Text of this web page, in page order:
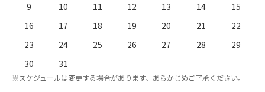
9
10 11 12 13 14
15
16
17 18 19 20 21
22
23
24 25 26 27 28
29
30
31
※スケジュールは変更する場合があります、あらかじめご了承ください。